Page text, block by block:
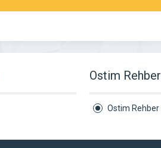
Ostim Rehber
Ostim Rehber